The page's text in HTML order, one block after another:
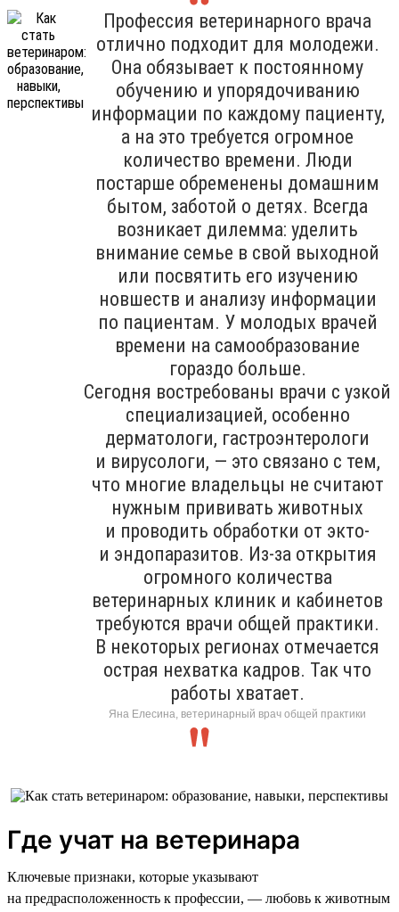
Профессия ветеринарного врача
отлично подходит для молодежи.
Она обязывает к постоянному
обучению и упорядочиванию
информации по каждому пациенту,
а на это требуется огромное
количество времени. Люди
постарше обременены домашним
бытом, заботой о детях. Всегда
возникает дилемма: уделить
внимание семье в свой выходной
или посвятить его изучению
новшеств и анализу информации
по пациентам. У молодых врачей
времени на самообразование
гораздо больше.
Сегодня востребованы врачи с узкой
специализацией, особенно
дерматологи, гастроэнтерологи
и вирусологи, — это связано с тем,
что многие владельцы не считают
нужным прививать животных
и проводить обработки от экто-
и эндопаразитов. Из-за открытия
огромного количества
ветеринарных клиник и кабинетов
требуются врачи общей практики.
В некоторых регионах отмечается
острая нехватка кадров. Так что
работы хватает.
Яна Елесина, ветеринарный врач общей практики
Где учат на ветеринара
Ключевые признаки, которые указывают
на предрасположенность к профессии, — любовь к животным